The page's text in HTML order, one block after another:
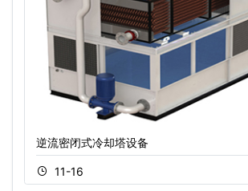
逆流密闭式冷却塔设备
11-16